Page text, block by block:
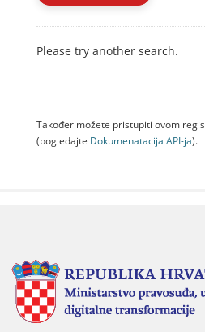
Please try another search.
Također možete pristupiti ovom
(pogledajte Dokumenаtаcijа API-jа).